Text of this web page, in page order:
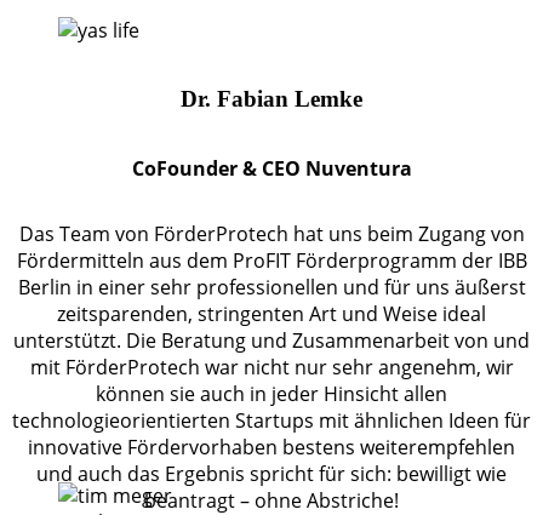
Dr. Fabian Lemke
CoFounder & CEO Nuventura
Das Team von FörderProtech hat uns beim Zugang von
Fördermitteln aus dem ProFIT Förderprogramm der IBB
Berlin in einer sehr professionellen und für uns äußerst
zeitsparenden, stringenten Art und Weise ideal
unterstützt. Die Beratung und Zusammenarbeit von und
mit FörderProtech war nicht nur sehr angenehm, wir
können sie auch in jeder Hinsicht allen
technologieorientierten Startups mit ähnlichen Ideen für
innovative Fördervorhaben bestens weiterempfehlen
und auch das Ergebnis spricht für sich: bewilligt wie
beantragt – ohne Abstriche!